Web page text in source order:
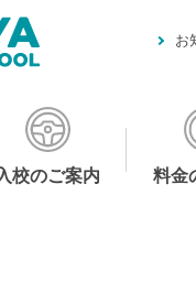
お
校のご案内 料金